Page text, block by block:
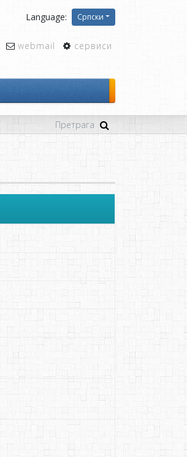
Language: Српски
webmail сервиси